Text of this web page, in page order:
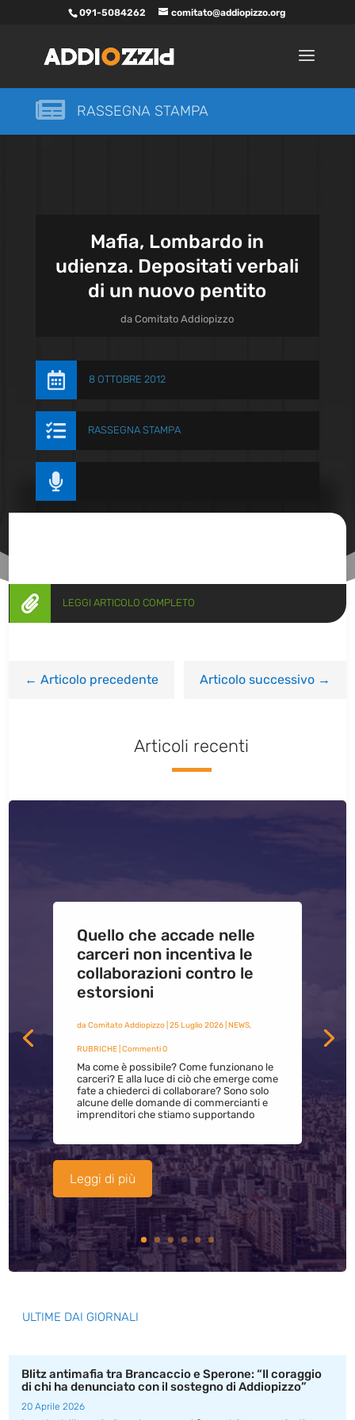
091-5084262 comitato@addiopizzo.org
 RASSEGNA STAMPA
Mafia, Lombardo in
udienza. Depositati verbali
di un nuovo pentito
daComitato Addiopizzo
 8 OTTOBRE 2012
 RASSEGNA STAMPA

 LEGGI ARTICOLO COMPLETO
←Articolo precedente Articolo successivo→
Articoli recenti
Quello che accade nelle
carceri non incentiva le
collaborazioni contro le
estorsioni
da Comitato Addiopizzo| 25 Luglio 2026| NEWS,
RUBRICHE| Commenti 0
Ma come è possibile? Come funzionano le
carceri? E alla luce di ciò che emerge come
fate a chiederci di collaborare? Sono solo
alcune delle domande di commercianti e
imprenditori che stiamo supportando
Leggi di più
ULTIME DAI GIORNALI
Blitz antimafia tra Brancaccio e Sperone: “Il coraggio
di chi ha denunciato con il sostegno di Addiopizzo”
20 Aprile 2026